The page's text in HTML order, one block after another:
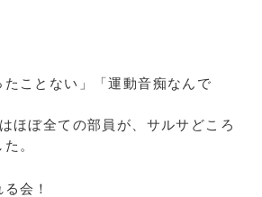
たことない」「運動音痴なんで
ほぼ全ての部員が、サルサどころ
。
会！